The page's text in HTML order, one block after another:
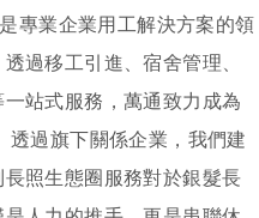
專業企業用工解決方案的領
過移工引進、宿舍管理、
站式服務，萬通致力成為
透過旗下關係企業，我們建
照生態圈服務對於銀髮長